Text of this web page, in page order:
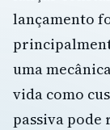
lançamento
uma
vida como
passiva pode